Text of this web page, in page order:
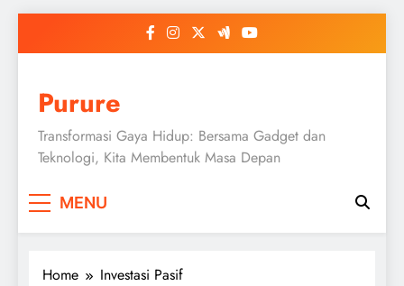
Purure
Transformasi Gaya Hidup: Bersama Gadget dan
Teknologi, Kita Membentuk Masa Depan
MENU
Home Investasi Pasif